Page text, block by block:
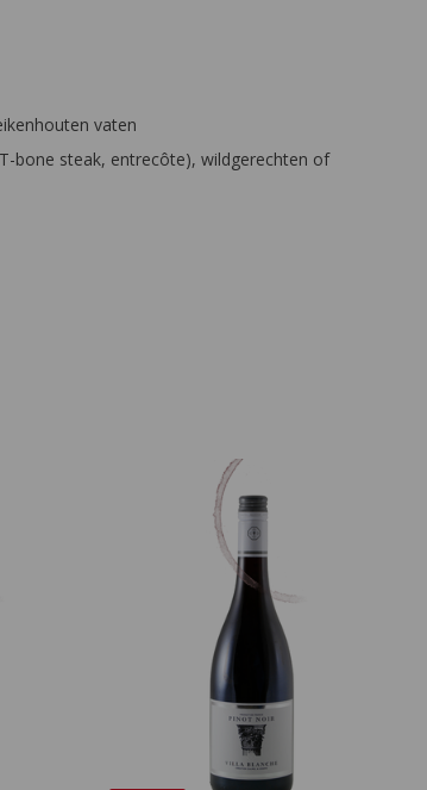
vaten
bone steak, entrecôte), wildgerechten of